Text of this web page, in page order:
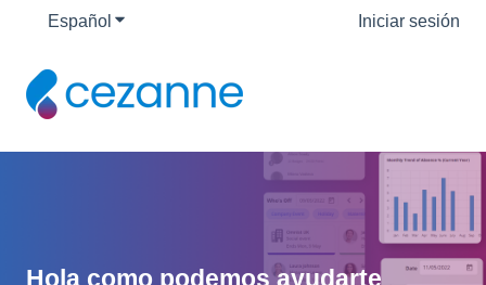
Español Traducciones de Mostrar submenú deIniciar sesión
Hola como podemos ayudarte